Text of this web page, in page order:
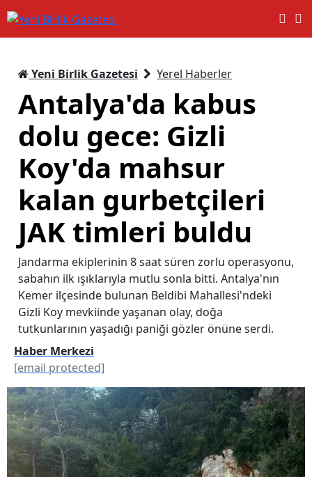
Yeni Birlik Gazetesi Yerel Haberler
Antalya'da kabus
dolu gece: Gizli
Koy'da mahsur
kalan gurbetçileri
JAK timleri buldu
Jandarma ekiplerinin 8 saat süren zorlu operasyonu,
sabahın ilk ışıklarıyla mutlu sonla bitti. Antalya'nın
Kemer ilçesinde bulunan Beldibi Mahallesi'ndeki
Gizli Koy mevkiinde yaşanan olay, doğa
tutkunlarının yaşadığı paniği gözler önüne serdi.
Haber Merkezi
[email protected]